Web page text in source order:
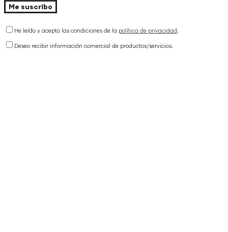
He leído y acepto las condiciones de la política de privacidad .
Deseo recibir información comercial de productos/servicios.